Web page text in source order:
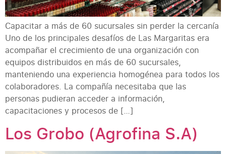
Capacitar a más de 60 sucursales sin perder la cercanía
Uno de los principales desafíos de Las Margaritas era
acompañar el crecimiento de una organización con
equipos distribuidos en más de 60 sucursales,
manteniendo una experiencia homogénea para todos los
colaboradores. La compañía necesitaba que las
personas pudieran acceder a información,
capacitaciones y procesos de […]
Los Grobo (Agrofina S.A)